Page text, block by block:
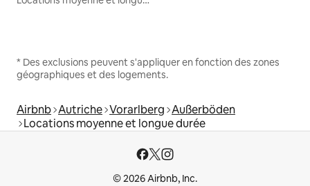
* Des exclusions peuvent s'appliquer en fonction des zones
géographiques et des logements.
Airbnb Autriche Vorarlberg Außerböden
Locations moyenne et longue durée
© 2026 Airbnb, Inc.